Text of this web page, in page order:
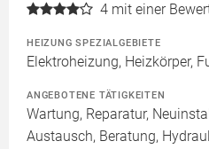
4 mit einer
HEIZUNG SPEZIALGEBIETE
Elektroheizung, Heizkörper,
ANGEBOTENE TÄTIGKEITEN
Wartung, Reparatur,
Austausch, Beratung,